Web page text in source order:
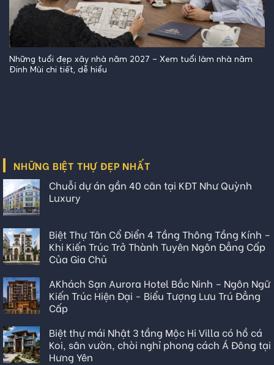
Những tuổi đẹp xây nhà năm 2027 – Xem tuổi làm nhà năm
Đinh Mùi chi tiết, dễ hiểu
NHỮNG BIỆT THỰ ĐẸP NHẤT
Chuỗi dự án gần 40 căn tại KĐT Như Quỳnh
Luxury
Biệt Thự Tân Cổ Điển 4 Tầng Thông Tầng Kính –
Khi Kiến Trúc Trở Thành Tuyên Ngôn Đẳng Cấp
Của Gia Chủ
AKhách Sạn Aurora Hotel Bắc Ninh – Ngôn Ngữ
Kiến Trúc Hiện Đại - Biểu Tượng Lưu Trú Đẳng
Cấp
Biệt thự mái Nhật 3 tầng Mộc Hi Villa có hồ cá
Koi, sân vườn, chòi nghỉ phong cách Á Đông tại
Hưng Yên